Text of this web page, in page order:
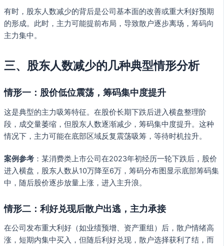
有时，股东人数减少的背后是公司基本面的改善或重大利好预期
的形成。此时，主力可能提前布局，导致散户逐步离场，筹码向
主力集中。
三、股东人数减少的几种典型情形分析
情形一：股价低位震荡，筹码集中度提升
这是典型的主力吸筹特征。在股价长期下跌后进入横盘整理阶
段，成交量萎缩，但股东人数逐渐减少，筹码集中度提升。这种
情况下，主力可能在底部区域反复震荡吸筹，等待时机拉升。
案例参考 ：某消费类上市公司在2023年初经历一轮下跌后，股价
进入横盘，股东人数从10万降至6万，筹码分布图显示底部筹码集
中，随后股价逐步放量上涨，进入主升浪。
情形二：利好兑现后散户出逃，主力承接
在公司发布重大利好（如业绩预增、资产重组）后，散户情绪高
涨，短期内集中买入，但随后利好兑现，散户选择获利了结，而